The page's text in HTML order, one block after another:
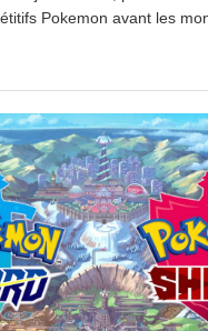
Pokemon avant les